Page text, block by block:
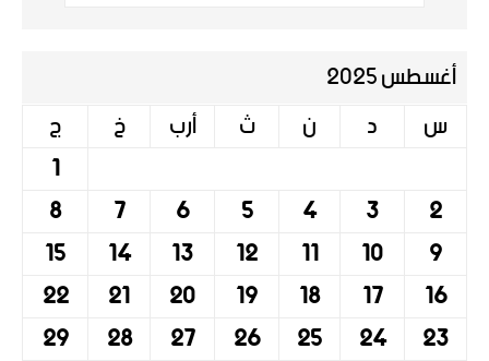
أغسطس 2025
س
د ن ث أرب خ ج
1
2
3
4
5
6
7
8
9
10
11
12
13
14
15
16
17
18
19
20
21
22
23
24
25
26
27
28
29